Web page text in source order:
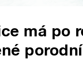
má po